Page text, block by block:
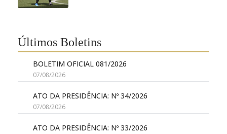
Últimos Boletins
BOLETIM OFICIAL 081/2026
07/08/2026
ATO DA PRESIDÊNCIA: Nº 34/2026
07/08/2026
ATO DA PRESIDÊNCIA: Nº 33/2026